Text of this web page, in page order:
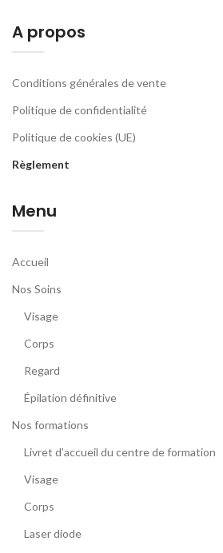
A propos
Conditions générales de vente
Politique de confidentialité
Politique de cookies (UE)
Règlement
Menu
Accueil
Nos Soins
Visage
Corps
Regard
Épilation définitive
Nos formations
Livret d’accueil du centre de formation
Visage
Corps
Laser diode